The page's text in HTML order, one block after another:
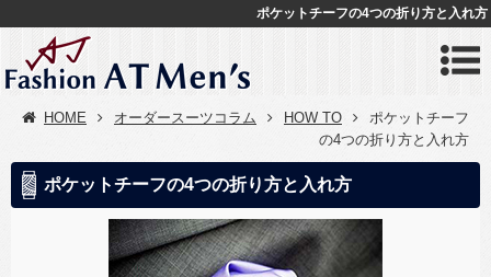
ポケットチーフの4つの折り方と入れ方
HOME オーダースーツコラム HOW TO
ポケットチーフ
の4つの折り方と入れ方
ポケットチーフの4つの折り方と入れ方